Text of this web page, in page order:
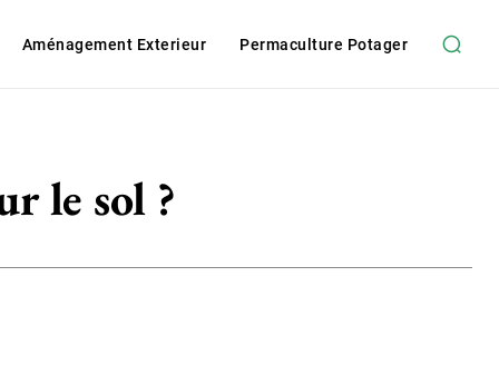
Aménagement Exterieur Permaculture Potager
le sol ?